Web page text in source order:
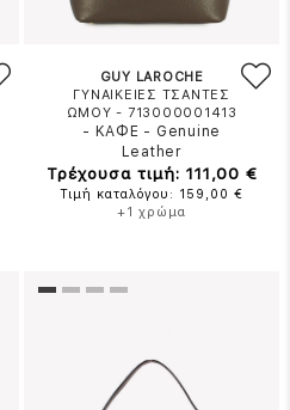
GUY LAROCHE
ΓΥΝΑΙΚΕΙΕΣ ΤΣΑΝΤΕΣ
ΩΜΟΥ - 713000001413
- ΚΑΦΕ - Genuine
Leather
Τρέχουσα τιμή: 111,00 €
Τιμή καταλόγου: 159,00 €
+1 χρώμα